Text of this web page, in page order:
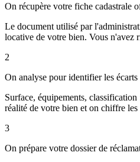
On récupère votre fiche cadastrale
Le document utilisé par
locative de votre bien. Vous n'avez
2
On analyse pour identifier les écarts
Surface, équipements,
réalité de votre bien et on chiffre les
3
On prépare votre dossier de